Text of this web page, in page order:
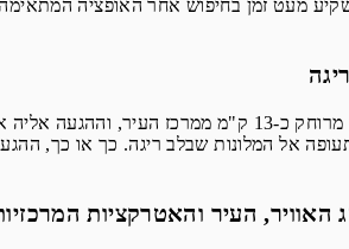
האוויר, העיר והאטרקציות